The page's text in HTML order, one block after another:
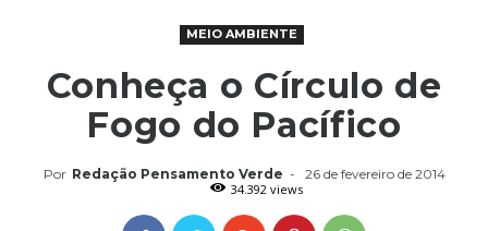
MEIO AMBIENTE
Conheça o Círculo de
Fogo do Pacífico
Por Redação Pensamento Verde -
26 de fevereiro de 2014
34.392 views